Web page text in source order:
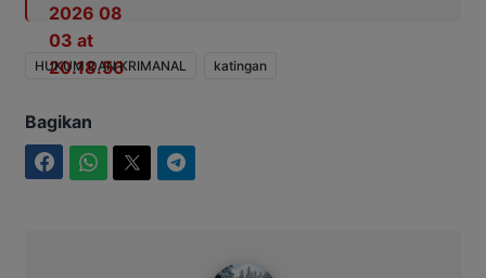
HUKUM DAN KRIMANAL katingan
Bagikan